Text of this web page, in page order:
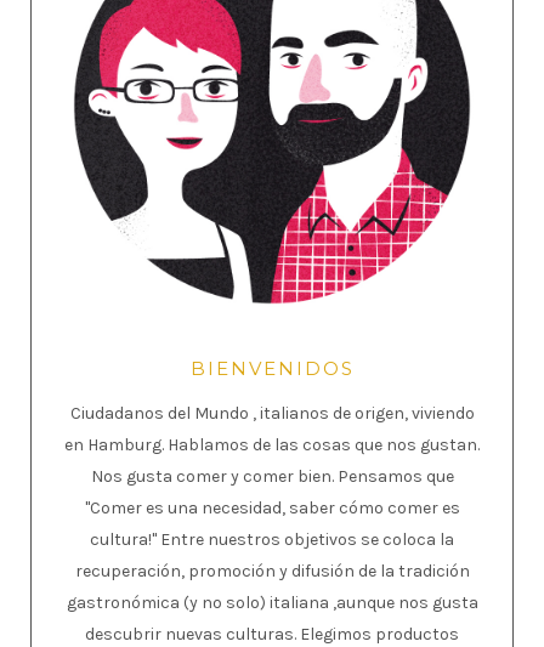
BIENVENIDOS
Ciudadanos del Mundo , italianos de origen, viviendo
en Hamburg. Hablamos de las cosas que nos gustan.
Nos gusta comer y comer bien. Pensamos que
"Comer es una necesidad, saber cómo comer es
cultura!" Entre nuestros objetivos se coloca la
recuperación, promoción y difusión de la tradición
gastronómica (y no solo) italiana ,aunque nos gusta
descubrir nuevas culturas. Elegimos productos